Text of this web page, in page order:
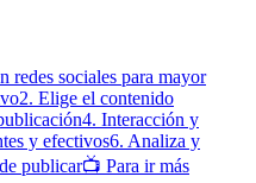
redes sociales para mayor
2. Elige el contenido
4. Interacción y
y efectivos6. Analiza y
publicar📺 Para ir más